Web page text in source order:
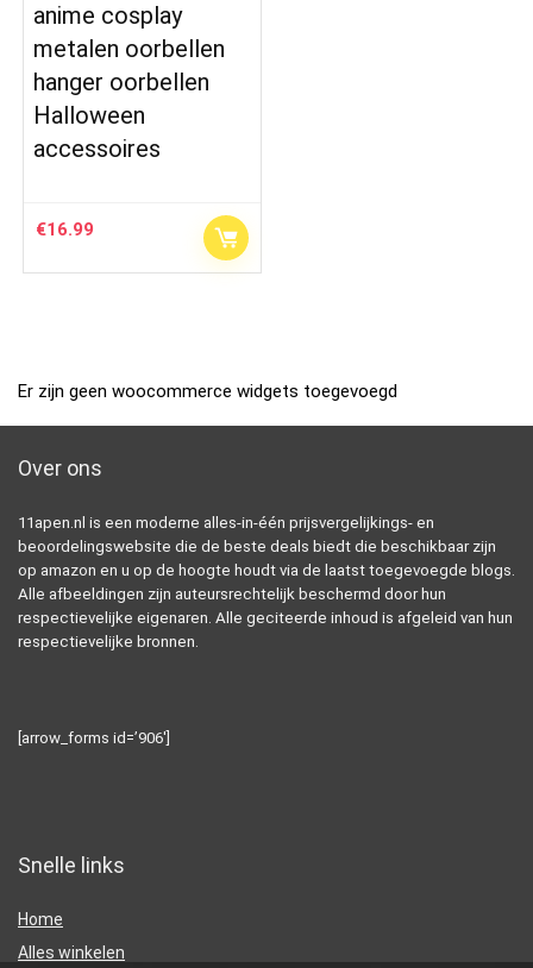
anime cosplay
metalen oorbellen
hanger oorbellen
Halloween
accessoires
€16.99
Er zijn geen woocommerce widgets toegevoegd
Over ons
11apen.nl is een moderne alles-in-één prijsvergelijkings- en
beoordelingswebsite die de beste deals biedt die beschikbaar zijn
op amazon en u op de hoogte houdt via de laatst toegevoegde blogs.
Alle afbeeldingen zijn auteursrechtelijk beschermd door hun
respectievelijke eigenaren. Alle geciteerde inhoud is afgeleid van hun
respectievelijke bronnen.
[arrow_forms id=’906′]
Snelle links
Home
Alles winkelen